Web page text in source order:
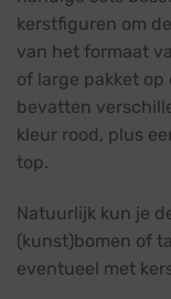
kerstfiguren om
van het formaat
of large pakket
bevatten
kleur rood, plus
top.
Natuurlijk kun je
(kunst)bomen of
eventueel met